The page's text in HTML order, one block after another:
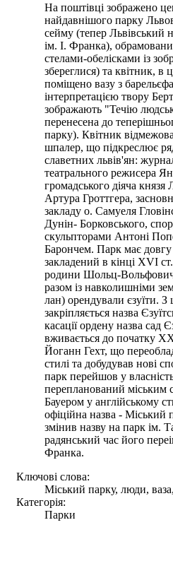
На поштівці зображено
найдавнішого парку
сейму (тепер Львівський
ім. І. Франка),
стелами-обелісками із
збереглися) та квітник, в
поміщено вазу з
інтерпретацією твору
зображають "Течію
перенесена до
парку). Квітник
шпалер, що підкреслює
славетних львів'ян:
театрального режисера
громадського діяча
Артура Гроттгера,
закладу о. Самуеля
Дунін- Борковського,
скульпторами Антоні
Барончем. Парк має довгу
закладений в кінці XVI
родини Шольц-
разом із навколишніми
лан) орендували єзуїти. З
закріпляється назва
касації ордену назва сад
вживається до початку
Йоганн Гехт, що
стилі та добудував нові
парк перейшов у
перепланований міським
Бауером у англійському
офіційна назва - Міський
змінив назву на парк ім.
радянський час його
Франка.
Ключові слова:
Міський парку, люди,
Категорія:
Парки